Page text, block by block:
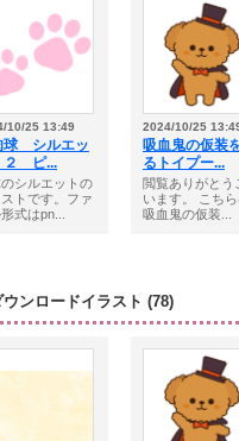
10/25 13:49
球 シルエッ
２ ピ...
シルエットの
トです。ファ
式はpn...
2024/10/25
吸血鬼の仮装
るトイプー...
閲覧ありがとう
います。 こち
吸血鬼の仮装...
ウンロードイラスト (78)